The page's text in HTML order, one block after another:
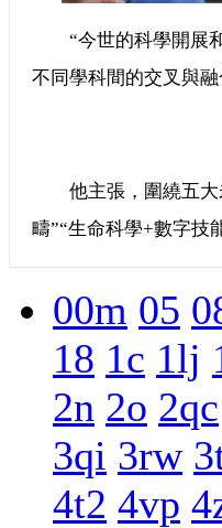
“今世的科學開展和
不同學科間的交叉與
他主張，圍繞五大
疇”“生命科學+數字技
00m 05
18 1c 1lj
2n 2o 2qc
3qi 3rw
4t2 4vp